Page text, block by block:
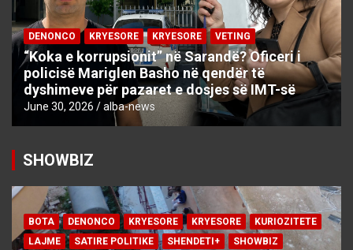
DENONCO KRYESORE KRYESORE VETING
“Koka e korrupsionit” në Sarandë? Oficeri i
policisë Mariglen Basho në qendër të
dyshimeve për pazaret e dosjes së IMT-së
June 30, 2026 alba-news
SHOWBIZ
BOTA DENONCO KRYESORE KRYESORE
KURIOZITETE
LAJME
SATIRE POLITIKE SHENDETI+
SHOWBIZ